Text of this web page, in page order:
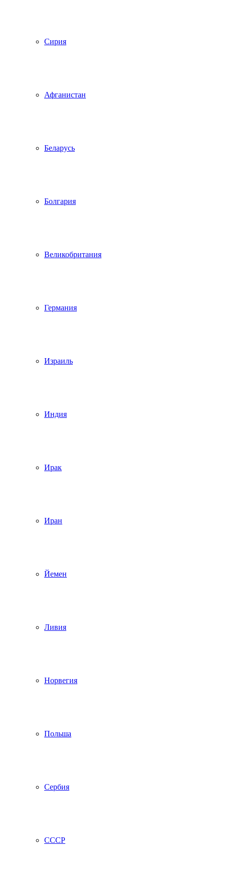
Сирия
Афганистан
Беларусь
Болгария
Великобритания
Германия
Израиль
Индия
Ирак
Иран
Йемен
Ливия
Норвегия
Польша
Сербия
СССР